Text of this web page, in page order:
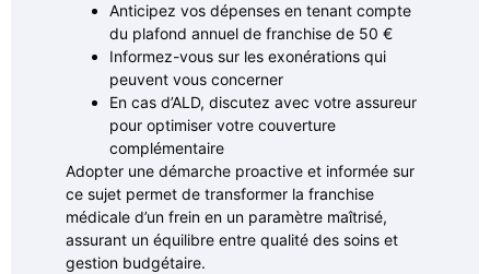
Anticipez vos dépenses en tenant compte
du plafond annuel de franchise de 50 €
Informez-vous sur les exonérations qui
peuvent vous concerner
En cas d’ALD, discutez avec votre assureur
pour optimiser votre couverture
complémentaire
Adopter une démarche proactive et informée sur
ce sujet permet de transformer la franchise
médicale d’un frein en un paramètre maîtrisé,
assurant un équilibre entre qualité des soins et
gestion budgétaire.